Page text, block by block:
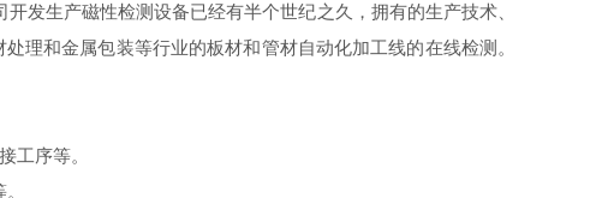
发生产磁性检测设备已经有半个世纪之久，拥有的生产技术、
理和金属包装等行业的板材和管材自动化加工线的在线检测。
工序等。